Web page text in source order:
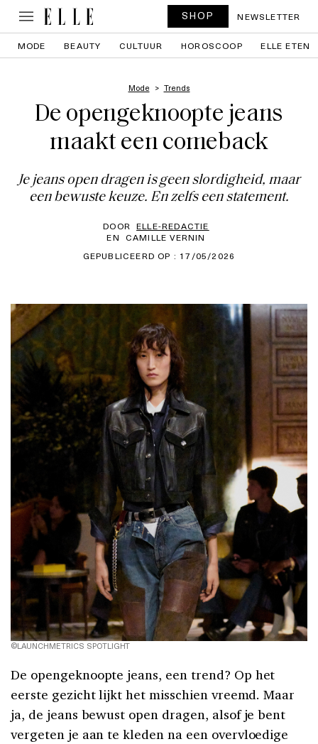
SHOP NEWSLETTER
MODE BEAUTY CULTUUR HOROSCOOP ELLE ETEN
Mode Trends
De opengeknoopte jeans
maakt een comeback
Je jeans open dragen is geen slordigheid, maar
een bewuste keuze. En zelfs een statement.
DOOR ELLE-REDACTIE
EN
CAMILLE VERNIN
GEPUBLICEERD OP : 17/05/2026
©LAUNCHMETRICS SPOTLIGHT
De opengeknoopte jeans, een trend? Op het
eerste gezicht lijkt het misschien vreemd. Maar
ja, de jeans bewust open dragen, alsof je bent
vergeten je aan te kleden na een overvloedige